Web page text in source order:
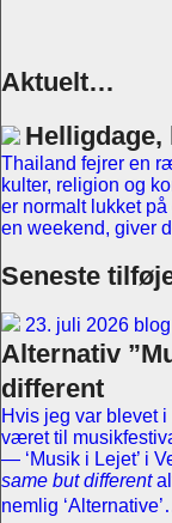
Aktuelt…
Thailand fejrer en
kulter, religion og
er normalt lukket
en weekend, giver
Seneste
23. juli 2026 blog
Alternativ
different
Hvis jeg var blevet
været til
— ‘Musik i Lejet’ i
same but different
nemlig